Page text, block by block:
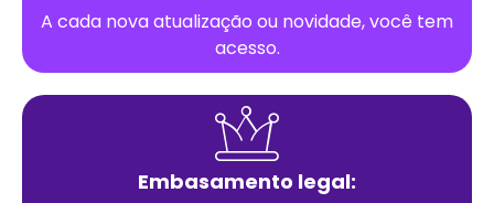
A cada nova atualização ou novidade, você tem
acesso.
Embasamento legal: